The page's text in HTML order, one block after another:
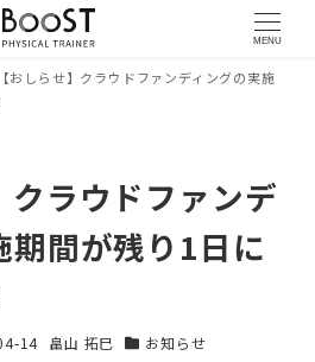
MENU
【おしらせ】クラウドファンディングの実施
クラウドファンデ
期間が残り1日に
14
著
畠山 拓巳
カテゴリー
お知らせ